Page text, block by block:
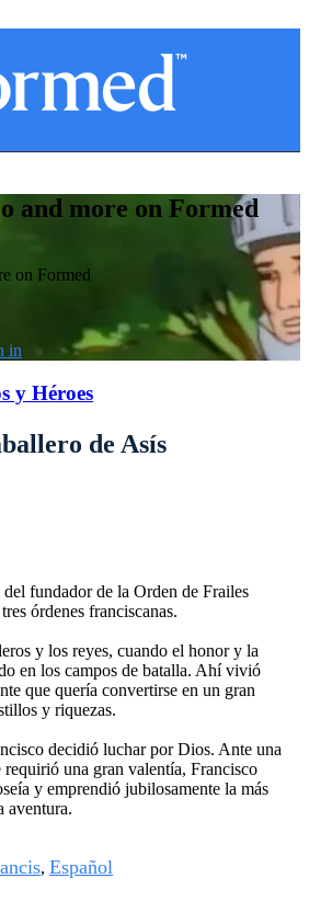
and more on Formed
on Formed
in
y Héroes
de Asís
fundador de la Orden de Frailes
órdenes franciscanas.
y los reyes, cuando el honor y la
en los campos de batalla. Ahí vivió
que quería convertirse en un gran
y riquezas.
decidió luchar por Dios. Ante una
una gran valentía, Francisco
y emprendió jubilosamente la más
aventura.
, Español